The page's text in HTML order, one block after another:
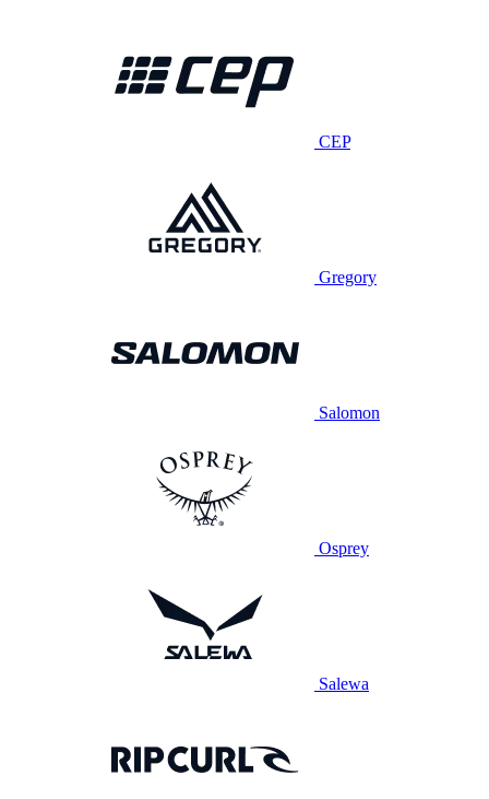
CEP
Gregory
Salomon
Osprey
Salewa